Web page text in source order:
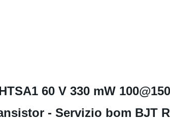
60 V 330 mW
- Servizio bom BJT